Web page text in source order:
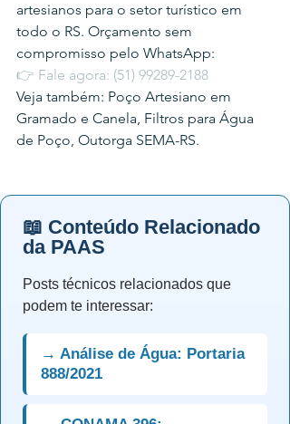
artesianos para o setor turístico em
todo o RS. Orçamento sem
compromisso pelo WhatsApp:
👉 Fale agora: (51) 99289-2188
Veja também: Poço Artesiano em
Gramado e Canela, Filtros para Água
de Poço, Outorga SEMA-RS.
📖 Conteúdo Relacionado
da PAAS
Posts técnicos relacionados que
podem te interessar:
→ Análise de Água: Portaria
888/2021